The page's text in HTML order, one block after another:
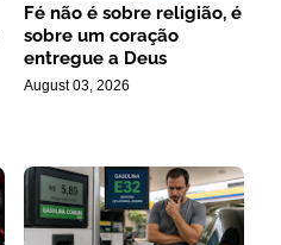
Fé não é sobre religião, é
sobre um coração
entregue a Deus
August 03, 2026